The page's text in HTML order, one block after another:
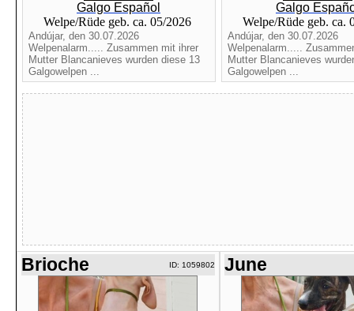
Galgo Español
Welpe/Rüde geb. ca. 05/2026
Andújar, den 30.07.2026
Welpenalarm..... Zusammen mit ihrer
Mutter Blancanieves wurden diese 13
Galgowelpen ...
Galgo
Welpe/Rüde geb. ca.
Andújar, den 30.07.2026
Welpenalarm.....
Mutter Blancanieves
Galgowelpen ...
Brioche ID: 1059802 June